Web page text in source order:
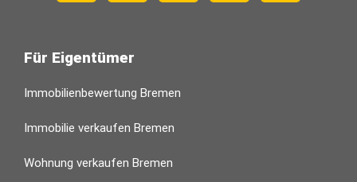
Für Eigentümer
Immobilienbewertung Bremen
Immobilie verkaufen Bremen
Wohnung verkaufen Bremen